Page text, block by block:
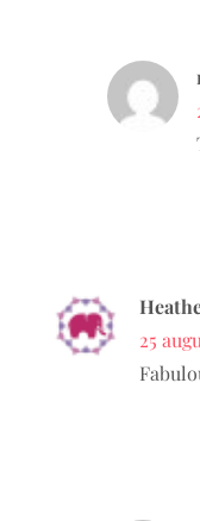
e
25